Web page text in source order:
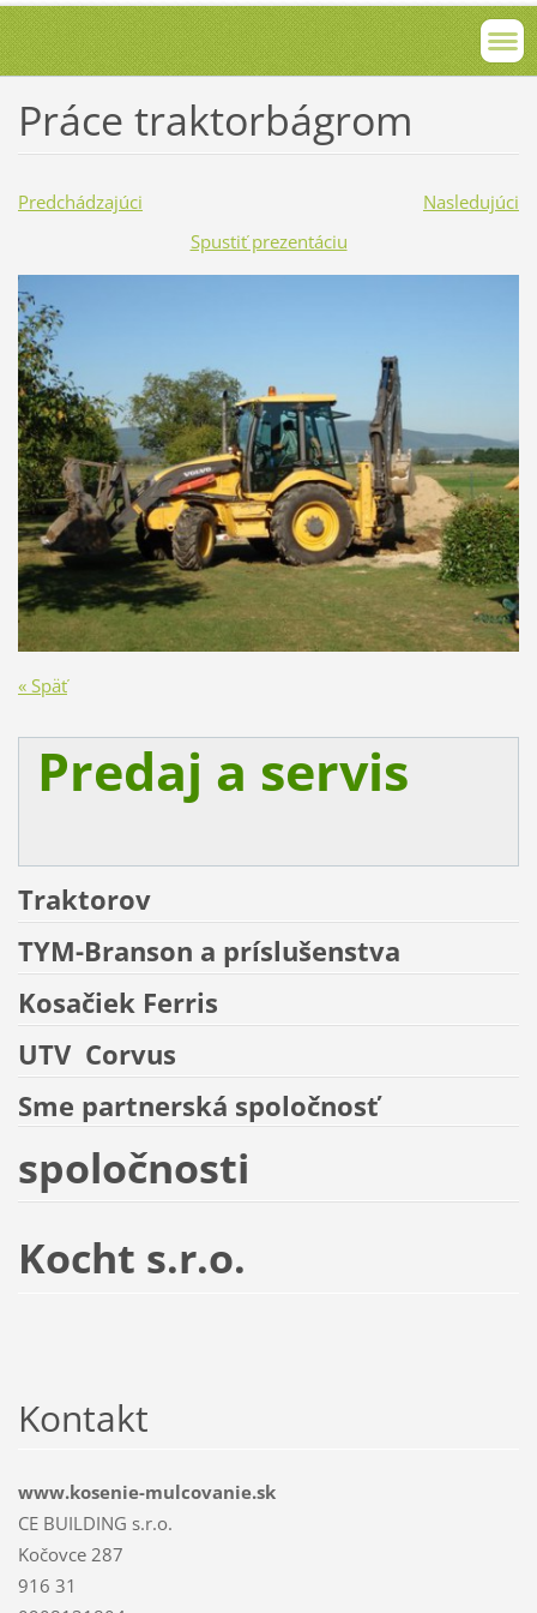
Práce traktorbágrom
Predchádzajúci
Nasledujúci
Spustiť prezentáciu
« Späť
Predaj a servis
Traktorov
TYM-Branson a príslušenstva
KosačiekFerris
UTVCorvus
Sme partnerská spoločnosť
spoločnosti
Kocht s.r.o.
Kontakt
www.kosenie-mulcovanie.sk
CE BUILDING s.r.o.
Kočovce 287
916 31